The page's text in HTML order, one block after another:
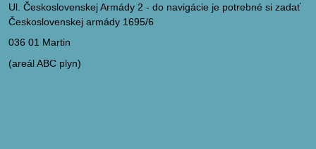
Ul. Československej Armády 2 - do navigácie je potrebné si zadať
Československej armády 1695/6
036 01 Martin
(areál ABC plyn)